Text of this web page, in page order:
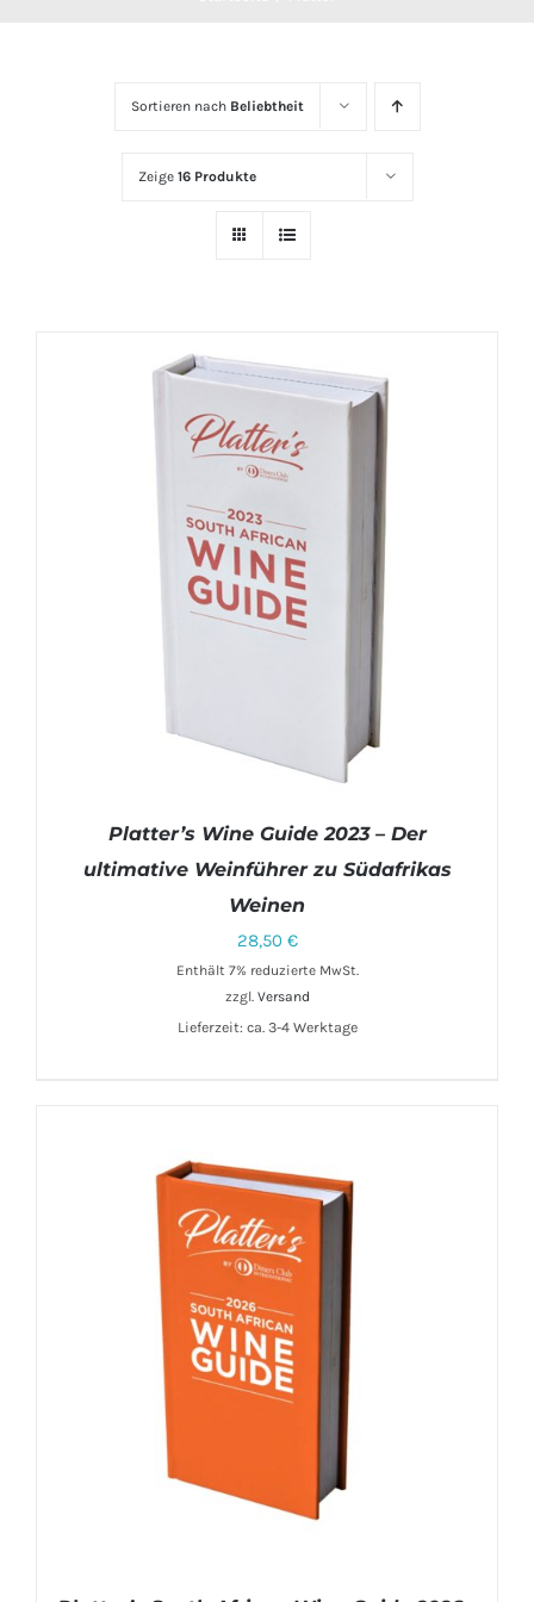
Sortieren nach Beliebtheit
Zeige 16 Produkte
IN DEN WARENKORB / DETAILS
Platter’s Wine Guide 2023 – Der
ultimative Weinführer zu Südafrikas
Weinen
28,50 €
Enthält 7% reduzierte MwSt.
zzgl. Versand
Lieferzeit: ca. 3-4 Werktage